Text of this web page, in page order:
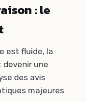
: le
est fluide, la
devenir une
des avis
majeures